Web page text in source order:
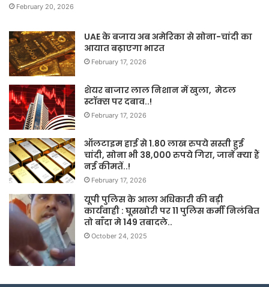
February 20, 2026
UAE के बजाय अब अमेरिका से सोना-चांदी का
आयात बढ़ाएगा भारत
February 17, 2026
शेयर बाजार लाल निशान में खुला, मेटल
स्टॉक्स पर दबाव..!
February 17, 2026
ऑलटाइम हाई से 1.80 लाख रुपये सस्ती हुई
चांदी, सोना भी 38,000 रुपये गिरा, जानें क्या हैं
नई कीमतें..!
February 17, 2026
यूपी पुलिस के आला अधिकारी की बड़ी
कार्यवाही : घूसखोरी पर 11 पुलिस कर्मी निलंबित
तो बाँदा मे 149 तबादले..
October 24, 2025